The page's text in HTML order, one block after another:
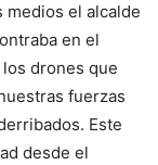
medios el alcalde
en el
drones que
fuerzas
Este
desde el